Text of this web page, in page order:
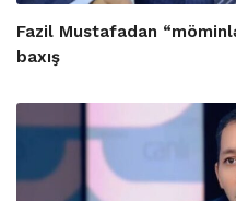
Fazil Mustafadan
baxış